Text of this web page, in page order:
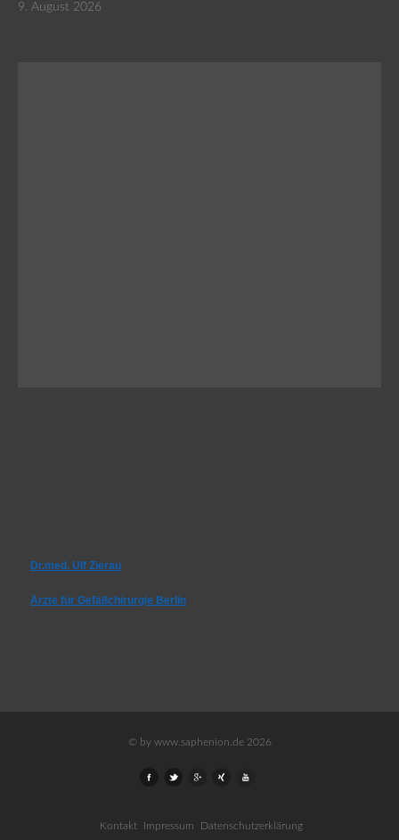
9. August 2026
Dr.med. Ulf Zierau
Ärzte für Gefäßchirurgie Berlin
© by www.saphenion.de 2026
Kontakt Impressum Datenschutzerklärung